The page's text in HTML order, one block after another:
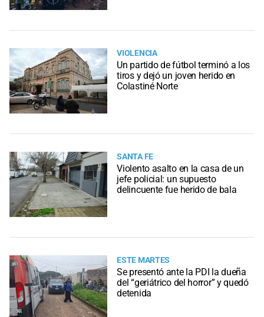
VIOLENCIA
Un partido de fútbol terminó a los
tiros y dejó un joven herido en
Colastiné Norte
SANTA FE
Violento asalto en la casa de un
jefe policial: un supuesto
delincuente fue herido de bala
ESTE MARTES
Se presentó ante la PDI la dueña
del “geriátrico del horror” y quedó
detenida